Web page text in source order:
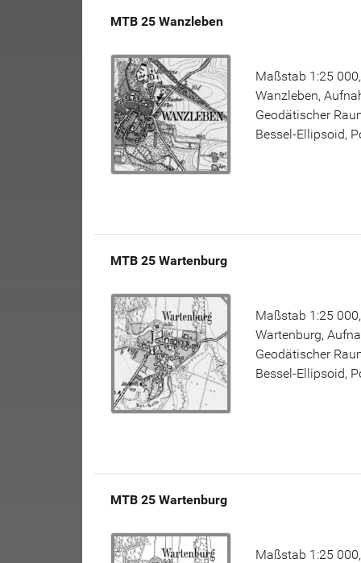
MTB 25 Wanzleben
Maßstab 1:25
Wanzleben,
Geodätischer
Bessel-Ellipsoid,
MTB 25 Wartenburg
Maßstab 1:25
Wartenburg,
Geodätischer
Bessel-Ellipsoid,
MTB 25 Wartenburg
Maßstab 1:25